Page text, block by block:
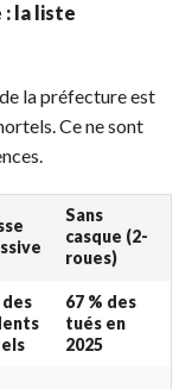
: la liste
la préfecture est
Ce ne sont
Sans
casque (2-
roues)
des
67 % des
tués en
2025